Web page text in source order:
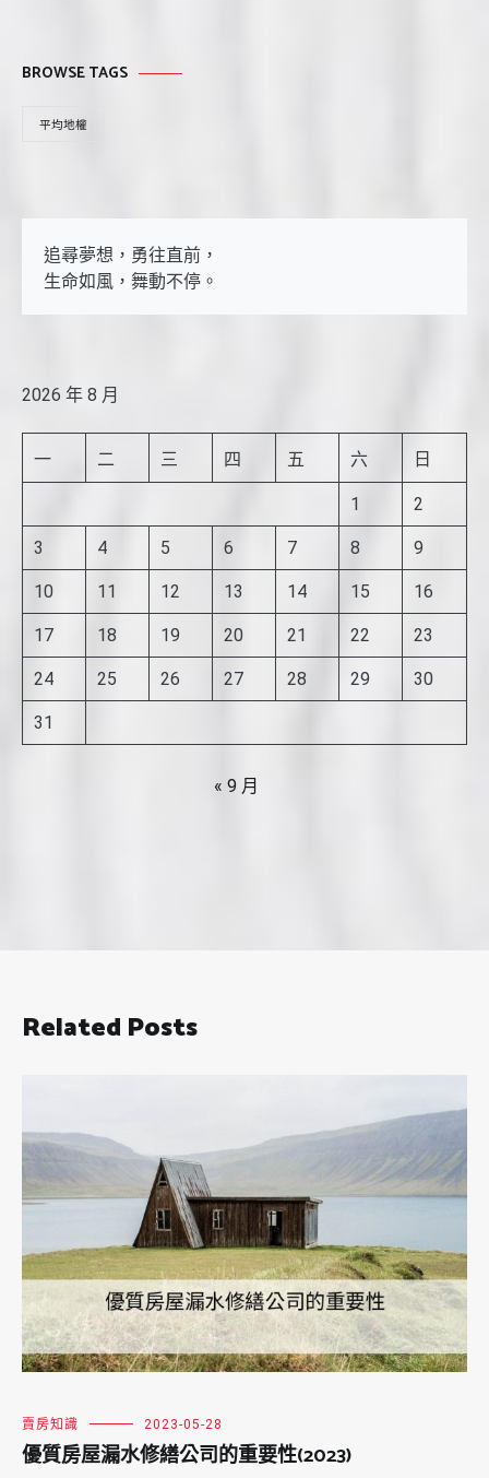
BROWSE TAGS
平均地權
追尋夢想，勇往直前，
生命如風，舞動不停。
2026 年 8 月
一 二 三 四 五 六 日
1 2
3 4 5 6 7 8 9
10 11 12 13 14 15 16
17 18 19 20 21 22 23
24 25 26 27 28 29 30
31
« 9 月
Related Posts
賣房知識 2023-05-28
優質房屋漏水修繕公司的重要性(2023)